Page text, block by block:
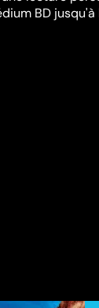
BD